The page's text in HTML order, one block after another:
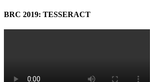
BRC 2019: TESSERACT